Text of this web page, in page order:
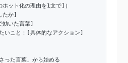
ット化の理由を1文で]）
たか]
効いた言葉]
いこと：[具体的なアクション]
った言葉」から始める